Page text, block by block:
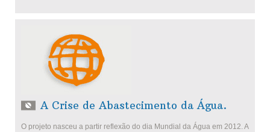
A Crise de Abastecimento da Água.
O projeto nasceu a partir reflexão do dia Mundial da Água em 2012. A